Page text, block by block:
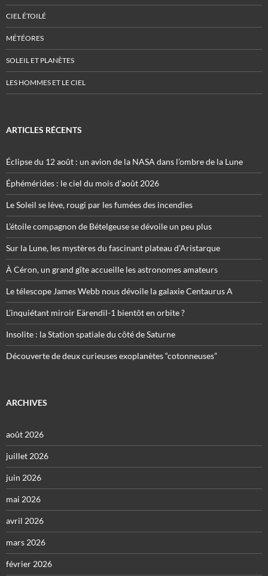
CIEL ÉTOILÉ
MÉTÉORES
SOLEIL ET PLANÈTES
LES HOMMES ET LE CIEL
ARTICLES RÉCENTS
Éclipse du 12 août : un avion de la NASA dans l’ombre de la Lune
Éphémérides : le ciel du mois d’août 2026
Le Soleil se lève, rougi par les fumées des incendies
L’étoile compagnon de Bételgeuse se dévoile un peu plus
Sur la Lune, les mystères du fascinant plateau d’Aristarque
À Céron, un grand gîte accueille les astronomes amateurs
Le télescope James Webb nous dévoile la galaxie Centaurus A
L’inquiétant miroir Eärendil-1 bientôt en orbite ?
Insolite : la Station spatiale du côté de Saturne
Découverte de deux curieuses exoplanètes “cotonneuses”
ARCHIVES
août 2026
juillet 2026
juin 2026
mai 2026
avril 2026
mars 2026
février 2026